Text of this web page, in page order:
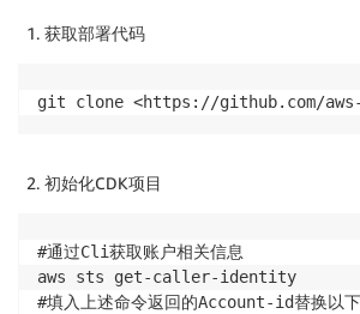
获取部署代码
git clone <https://github.com/aws-
初始化CDK项目
#通过Cli获取账户相关信息
aws sts get-caller-identity
#填入上述命令返回的Account-id替换以下